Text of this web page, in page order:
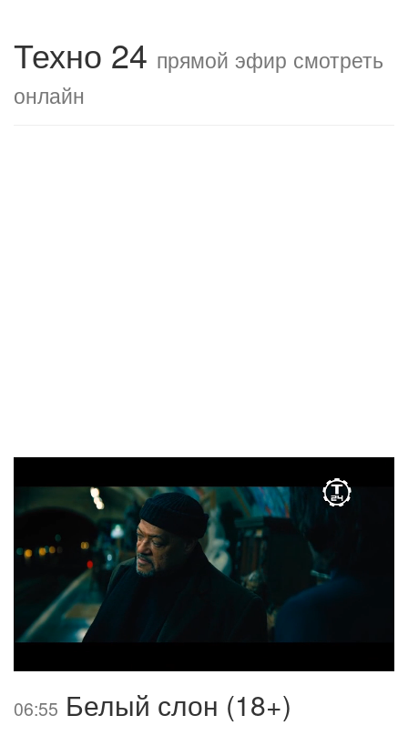
Техно 24 прямой эфир смотреть
онлайн
06:55 Белый слон (18+)